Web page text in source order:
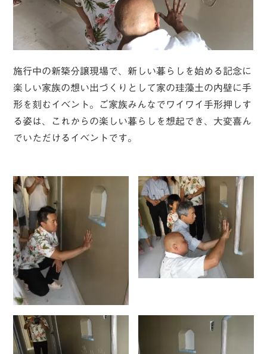
施行中の新築分譲現場で、新しい暮らしを始める記念に
楽しい家族の想い出づくりとして家の珪藻土の内壁に手
形を刻むイベント。ご家族みんなでワイワイ手形押しす
る姿は、これからの楽しい暮らしを想起でき、大変喜ん
でいただけるイベントです。